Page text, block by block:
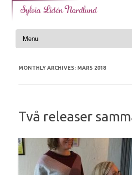
Skip to
MONTHLY ARCHIVES: MARS 2018
Två releaser